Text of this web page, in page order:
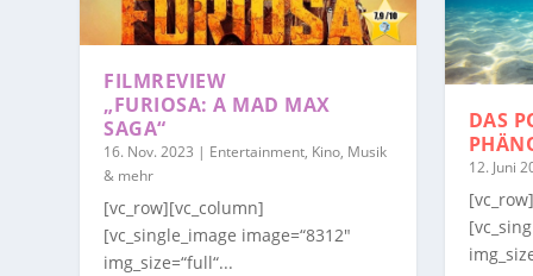
FILMREVIEW
„FURIOSA: A MAD MAX
SAGA“
16. Nov. 2023 | Entertainment, Kino, Musik
& mehr
[vc_row][vc_column]
[vc_single_image image=“8312″
img_size=“full“...
DAS
12. Juni